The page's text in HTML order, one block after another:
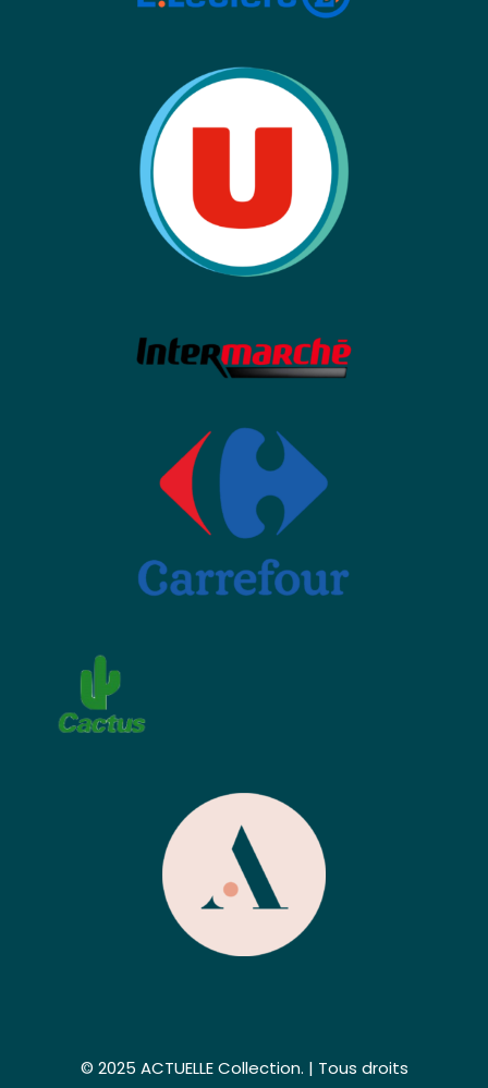
© 2025 ACTUELLE Collection. | Tous droits